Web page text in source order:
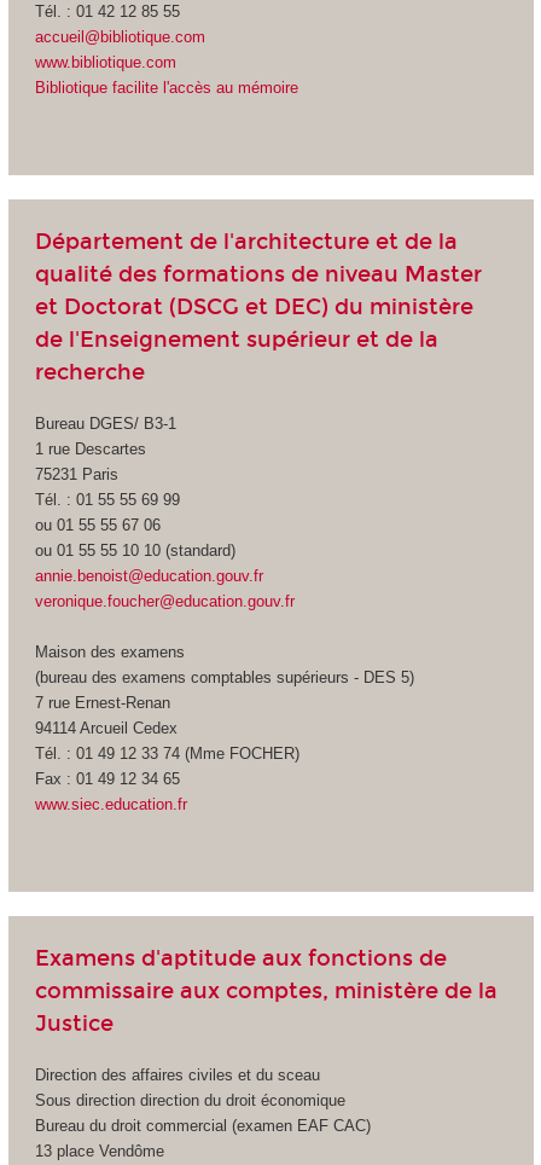
Tél. : 01 42 12 85 55
accueil@bibliotique.com
www.bibliotique.com
Bibliotique facilite l'accès au mémoire
Département de l'architecture et de la
qualité des formations de niveau Master
et Doctorat (DSCG et DEC) du ministère
de l'Enseignement supérieur et de la
recherche
Bureau DGES/ B3-1
1 rue Descartes
75231 Paris
Tél. : 01 55 55 69 99
ou 01 55 55 67 06
ou 01 55 55 10 10 (standard)
annie.benoist@education.gouv.fr
veronique.foucher@education.gouv.fr
Maison des examens
(bureau des examens comptables supérieurs - DES 5)
7 rue Ernest-Renan
94114 Arcueil Cedex
Tél. : 01 49 12 33 74 (Mme FOCHER)
Fax : 01 49 12 34 65
www.siec.education.fr
Examens d'aptitude aux fonctions de
commissaire aux comptes, ministère de la
Justice
Direction des affaires civiles et du sceau
Sous direction direction du droit économique
Bureau du droit commercial (examen EAF CAC)
13 place Vendôme